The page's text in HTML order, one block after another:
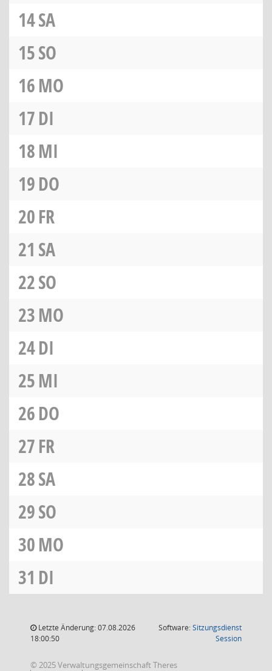
14SA
15SO
16MO
17DI
18MI
19DO
20FR
21 SA
22SO
23MO
24DI
25MI
26DO
27FR
28SA
29SO
30MO
31 DI
Letzte Änderung: 07.08.2026
18:00:50
Software:Sitzungsdienst
Session(Wird in
© 2025 Verwaltungsgemeinschaft Theres